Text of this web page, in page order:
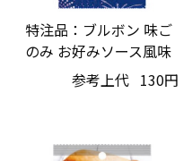
特注品：ブルボン 味ご
のみ お好みソース風味
参考上代 130円